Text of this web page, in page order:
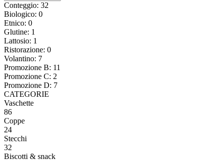
Conteggio: 32
Biologico: 0
Etnico: 0
Glutine: 1
Lattosio: 1
Ristorazione: 0
Volantino: 7
Promozione B: 11
Promozione C: 2
Promozione D: 7
CATEGORIE
Vaschette
86
Coppe
24
Stecchi
32
Biscotti & snack